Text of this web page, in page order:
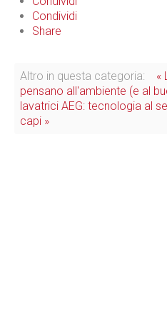
Condividi
Share
Altro in questa categoria:
«
pensano all'ambiente (e al
lavatrici AEG: tecnologia al
capi »